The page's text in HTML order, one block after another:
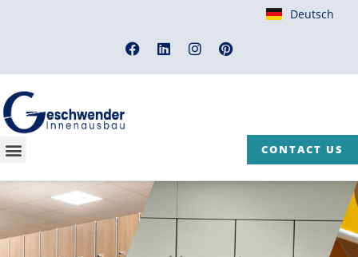
Deutsch
CONTACT US